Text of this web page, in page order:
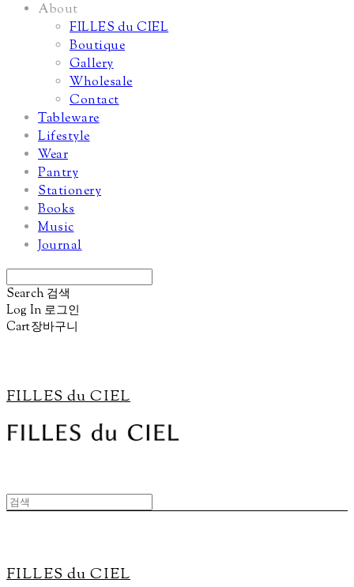
About
FILLES du CIEL
Boutique
Gallery
Wholesale
Contact
Tableware
Lifestyle
Wear
Pantry
Stationery
Books
Music
Journal
Search 검색
Log In 로그인
Cart장바구니
FILLES du CIEL
FILLES du CIEL